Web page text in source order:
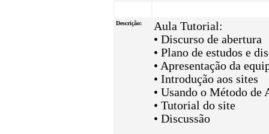
Descrição:
Aula Tutorial:
• Discurso de abertura
• Plano de estudos e
• Apresentação da
• Introdução aos sites
• Usando o Método
• Tutorial do site
• Discussão